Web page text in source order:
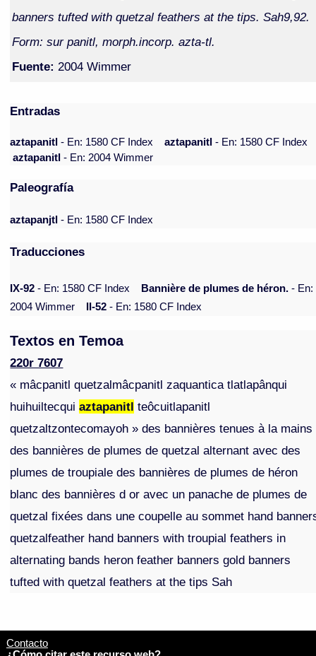
banners tufted with quetzal feathers at the tips. Sah9,92.
Form: sur panitl, morph.incorp. azta-tl.
Fuente: 2004 Wimmer
Entradas
aztapanitl- En: 1580 CF Index aztapanitl- En: 1580 CF Index
aztapanitl- En: 2004 Wimmer
Paleografía
aztapanjtl - En: 1580 CF Index
Traducciones
IX-92 - En: 1580 CF Index Bannière de plumes de héron. - En:
2004 Wimmer
II-52 - En: 1580 CF Index
Textos en Temoa
220r 7607
« mâcpanitl quetzalmâcpanitl zaquantica tlatlapânqui
huihuiltecquiaztapanitl teôcuitlapanitl
quetzaltzontecomayoh » des bannières tenues à la mains
des bannières de plumes de quetzal alternant avec des
plumes de troupiale des bannières de plumes de héron
blanc des bannières d or avec un panache de plumes de
quetzal fixées dans une coupelle au sommet hand
quetzalfeather hand banners with troupial feathers in
alternating bands heron feather banners gold banners
tufted with quetzal feathers at the tips Sah
Contacto